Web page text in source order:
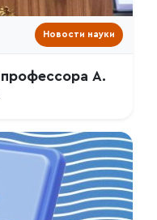
Новости науки
А.